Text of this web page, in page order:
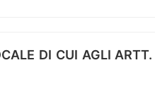
DI CUI AGLI